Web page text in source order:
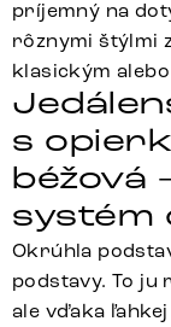
príjemný na
rôznymi štýlmi
klasickým
s
béžová
systém
Okrúhla
podstavy. To ju
ale vďaka